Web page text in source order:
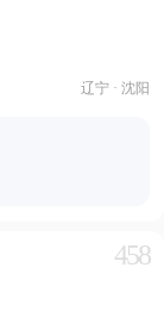
辽宁 · 沈阳
458